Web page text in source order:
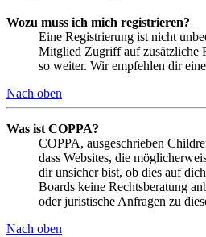
Wozu muss ich mich registrieren?
Eine Registrierung ist nicht
Mitglied Zugriff auf zusätzliche
so weiter. Wir empfehlen dir
Nach oben
Was ist COPPA?
COPPA, ausgeschrieben
dass Websites, die
dir unsicher bist, ob dies auf
Boards keine Rechtsberatung
oder juristische Anfragen zu
Nach oben